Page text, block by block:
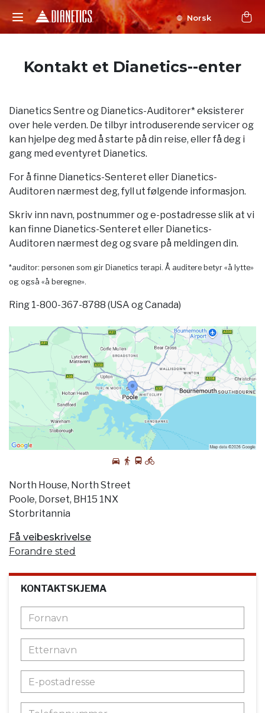
Norsk
Kontakt et Dianetics--enter
Dianetics Sentre og Dianetics-Auditorer* eksisterer
over hele verden. De tilbyr introduserende servicer og
kan hjelpe deg med å starte på din reise, eller få deg i
gang med eventyret Dianetics.
For å finne Dianetics-Senteret eller Dianetics-
Auditoren nærmest deg, fyll ut følgende informasjon.
Skriv inn navn, postnummer og e-postadresse slik at vi
kan finne Dianetics-Senteret eller Dianetics-
Auditoren nærmest deg og svare på meldingen din.
*auditor: personen som gir Dianetics terapi. Å auditere betyr «å lytte»
og også «å beregne».
Ring 1-800-367-8788 (USA og Canada)
North House, North Street
Poole, Dorset, BH15 1NX
Storbritannia
Få veibeskrivelse
Forandre sted
KONTAKTSKJEMA